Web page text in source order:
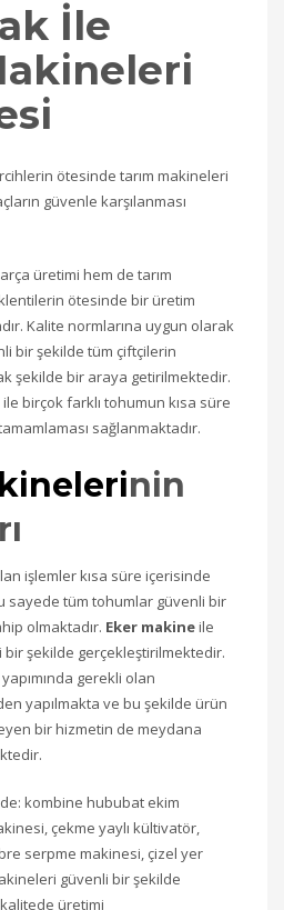
İle
ötesinde tarım makineleri
güvenle karşılanması
üretimi hem de tarım
ötesinde bir üretim
Kalite normlarına uygun olarak
bir şekilde tüm çiftçilerin
şekilde bir araya getirilmektedir.
birçok farklı tohumun kısa süre
sağlanmaktadır.
nin
işlemler kısa süre içerisinde
sayede tüm tohumlar güvenli bir
olmaktadır. Eker makineile
şekilde gerçekleştirilmektedir.
gerekli olan
yapılmakta ve bu şekilde ürün
bir hizmetin de meydana
kombine hububat ekim
çekme yaylı kültivatör,
serpme makinesi, çizel yer
güvenli bir şekilde
üretimi